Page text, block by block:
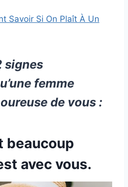
Savoir Si On Plaît À Un
signes
femme
de vous :
beaucoup
avec vous.